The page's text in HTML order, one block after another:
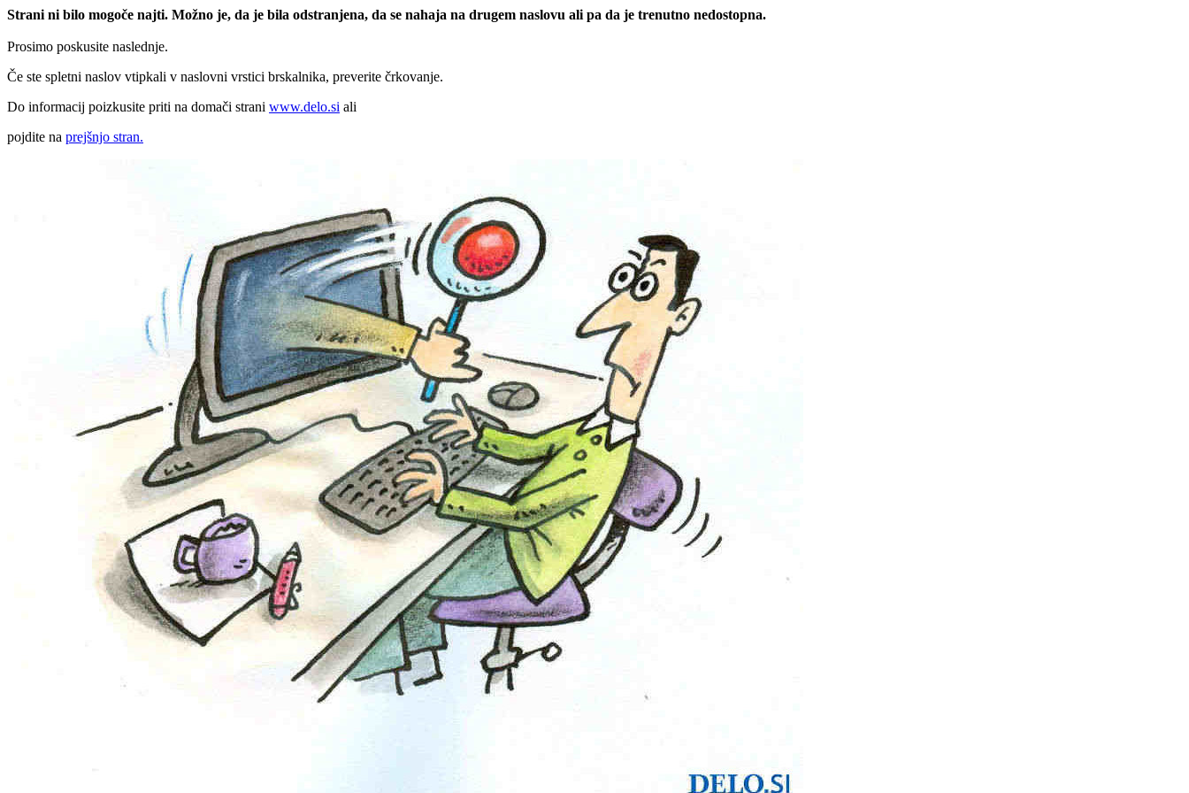
Strani ni bilo mogoče najti. Možno je, da je bila odstranjena, da se nahaja na drugem naslovu ali pa da je trenutno nedostopna.
Prosimo poskusite naslednje.
Če ste spletni naslov vtipkali v naslovni vrstici brskalnika, preverite črkovanje.
Do informacij poizkusite priti na domači strani www.delo.si ali
pojdite na prejšnjo stran.